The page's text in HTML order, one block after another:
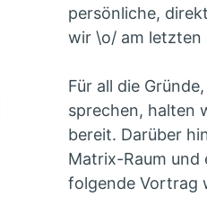
persönliche,
wir \o/ am letzten
Für all die
sprechen, halten
bereit. Darüber
Matrix-Raum und
folgende Vortrag